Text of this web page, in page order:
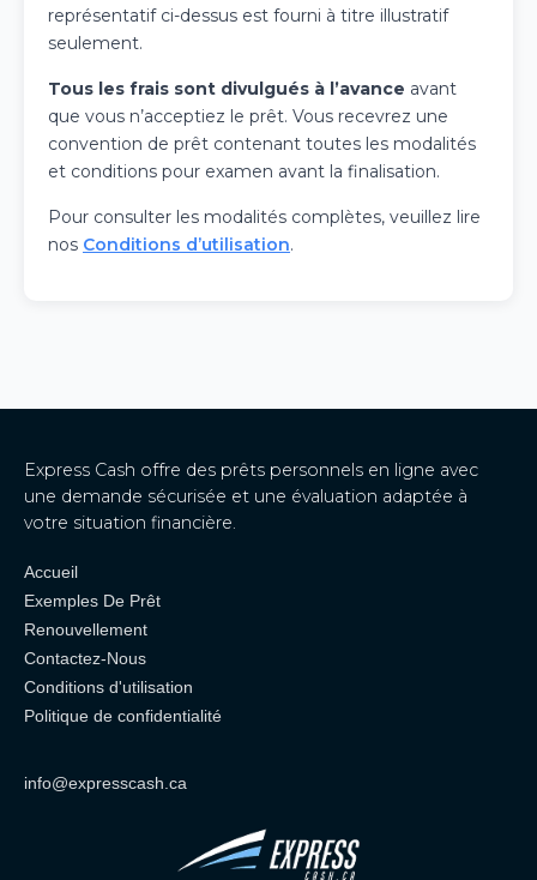
représentatif ci-dessus est fourni à titre illustratif
seulement.
Tous les frais sont divulgués à l’avance avant
que vous n’acceptiez le prêt. Vous recevrez une
convention de prêt contenant toutes les modalités
et conditions pour examen avant la finalisation.
Pour consulter les modalités complètes, veuillez lire
nos Conditions d’utilisation.
Express Cash offre des prêts personnels en ligne avec
une demande sécurisée et une évaluation adaptée à
votre situation financière.
Accueil
Exemples De Prêt
Renouvellement
Contactez-Nous
Conditions d'utilisation
Politique de confidentialité
info@expresscash.ca